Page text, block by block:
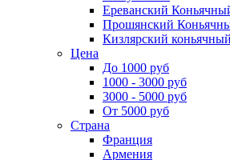
Ереванский
Прошянский
Кизлярский
Цена
До 1000 руб
1000 - 3000 руб
3000 - 5000 руб
От 5000 руб
Страна
Франция
Армения